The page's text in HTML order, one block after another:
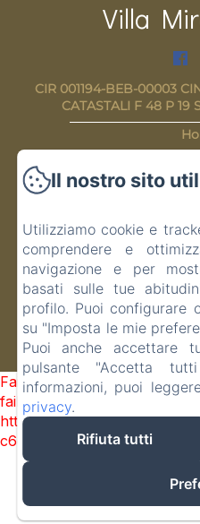
Villa
CIR 001194-BEB-00003
CATASTALI F 48 P 19
Note
Funziona
Failed to load
failed. (missing:
https://
c6e932f9d3d27b65-
Il nostro sito
Utilizziamo cookie e
comprendere e
navigazione e per
basati sulle tue
profilo. Puoi configurare
su "Imposta le mie
Puoi anche accettare
pulsante "Accetta
informazioni, puoi
privacy.
Rifiuta tutti